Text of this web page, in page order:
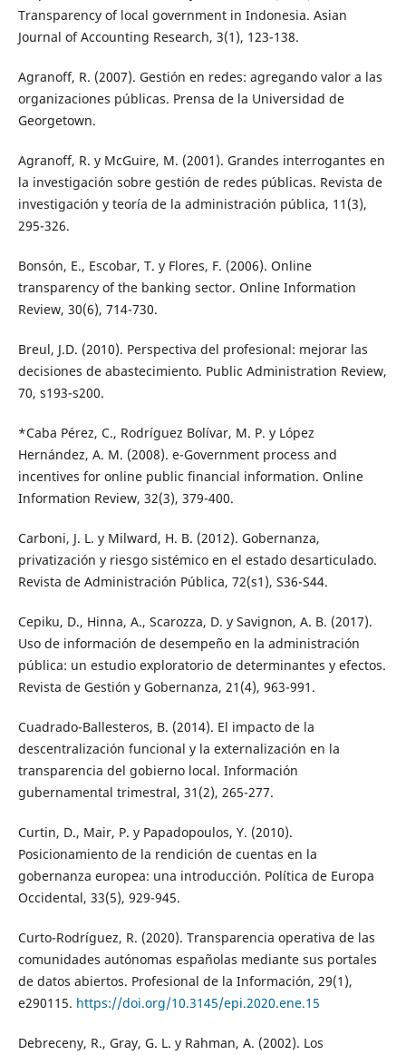
Transparency of local government in Indonesia. Asian
Journal of Accounting Research, 3(1), 123-138.
Agranoff, R. (2007). Gestión en redes: agregando valor a las
organizaciones públicas. Prensa de la Universidad de
Georgetown.
Agranoff, R. y McGuire, M. (2001). Grandes interrogantes en
la investigación sobre gestión de redes públicas. Revista de
investigación y teoría de la administración pública, 11(3),
295-326.
Bonsón, E., Escobar, T. y Flores, F. (2006). Online
transparency of the banking sector. Online Information
Review, 30(6), 714-730.
Breul, J.D. (2010). Perspectiva del profesional: mejorar las
decisiones de abastecimiento. Public Administration Review,
70, s193-s200.
*Caba Pérez, C., Rodríguez Bolívar, M. P. y López
Hernández, A. M. (2008). e-Government process and
incentives for online public financial information. Online
Information Review, 32(3), 379-400.
Carboni, J. L. y Milward, H. B. (2012). Gobernanza,
privatización y riesgo sistémico en el estado desarticulado.
Revista de Administración Pública, 72(s1), S36-S44.
Cepiku, D., Hinna, A., Scarozza, D. y Savignon, A. B. (2017).
Uso de información de desempeño en la administración
pública: un estudio exploratorio de determinantes y efectos.
Revista de Gestión y Gobernanza, 21(4), 963-991.
Cuadrado-Ballesteros, B. (2014). El impacto de la
descentralización funcional y la externalización en la
transparencia del gobierno local. Información
gubernamental trimestral, 31(2), 265-277.
Curtin, D., Mair, P. y Papadopoulos, Y. (2010).
Posicionamiento de la rendición de cuentas en la
gobernanza europea: una introducción. Política de Europa
Occidental, 33(5), 929-945.
Curto-Rodríguez, R. (2020). Transparencia operativa de las
comunidades autónomas españolas mediante sus portales
de datos abiertos. Profesional de la Información, 29(1),
e290115. https://doi.org/10.3145/epi.2020.ene.15
Debreceny, R., Gray, G. L. y Rahman, A. (2002). Los